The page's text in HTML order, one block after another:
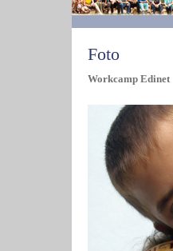
Foto
Workcamp Edinet